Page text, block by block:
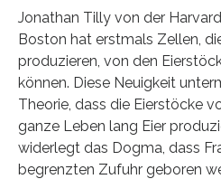
Jonathan Tilly von der
Boston hat erstmals Zellen,
produzieren, von den
können. Diese Neuigkeit
Theorie, dass die Eierstöcke
ganze Leben lang Eier
widerlegt das Dogma, dass
begrenzten Zufuhr geboren